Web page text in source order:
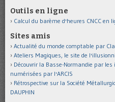
Outils en ligne
Calcul du barème d'heures CNCC en
Sites amis
Actualité du monde comptable par
Ateliers Magiques, le site de
Découvrir la Basse-Normandie par
numérisées par l'ARCIS
Rétrospective sur la Société
DAUPHIN